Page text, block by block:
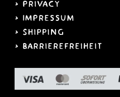
> Privacy
> IMPressum
> Shipping
> Barrierefreiheit